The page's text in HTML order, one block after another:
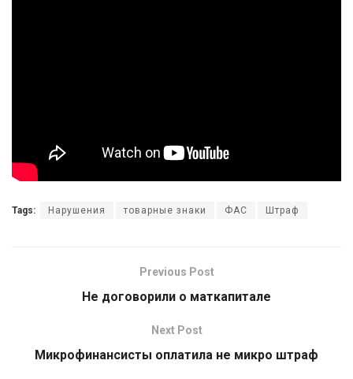
Tags: Нарушения товарные знаки ФАС Штраф
Previous Post
Не договорили о маткапитале
Next Post
Микрофинансисты оплатила не микро штраф